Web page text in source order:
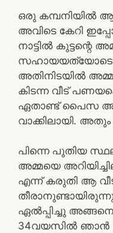
ഒരു കമ്പനിയിൽ
അവിടെ കേറി
നാട്ടിൽ കുട്ടന്റെ
സഹായയത്യോടെ
അതിനിടയിൽ
കിടന്ന വീട്
ഏതാണ്ട് പൈസ
വാക്കിലായി.
പിന്നെ പുതിയ
അമ്മയെ
എന്ന് കരുതി ആ
ഏൽപ്പിച്ചു
34വയസിൽ ഞാൻ